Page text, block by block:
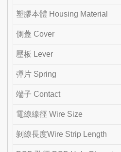
塑膠本體 Housing Material
側蓋 Cover
壓板 Lever
彈片 Spring
端子 Contact
電線線徑 Wire Size
剝線長度Wire Strip Length